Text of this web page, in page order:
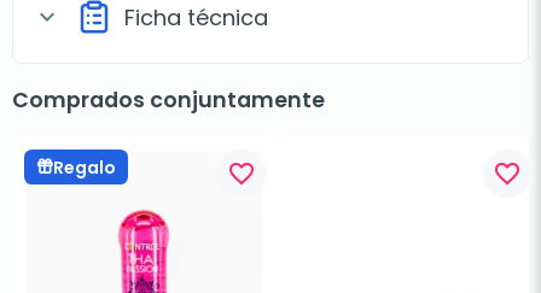
expand_more Ficha técnica
Comprados conjuntamente
Regalo favorite_border favorite_border